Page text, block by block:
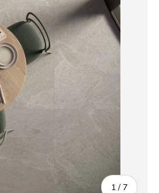
1 / de
7